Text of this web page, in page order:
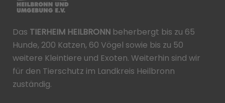
Das TIERHEIM HEILBRONN beherbergt bis zu 65
Hunde, 200 Katzen, 60 Vögel sowie bis zu 50
weitere Kleintiere und Exoten. Weiterhin sind wir
für den Tierschutz im Landkreis Heilbronn
zuständig.